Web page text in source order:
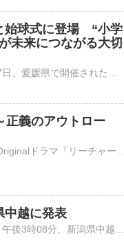
始球式に登場 “小学
未来につながる大切
義のアウトロー
中越に発表